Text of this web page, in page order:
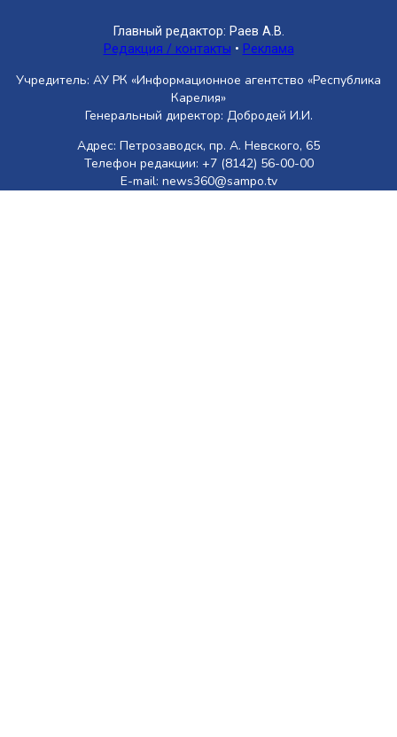
Главный редактор: Раев А.В.
Редакция / контакты • Реклама
Учредитель: АУ РК «Информационное агентство «Республика
Карелия»
Генеральный директор: Добродей И.И.
Адрес: Петрозаводск, пр. А. Невского, 65
Телефон редакции: +7 (8142) 56-00-00
E-mail: news360@sampo.tv